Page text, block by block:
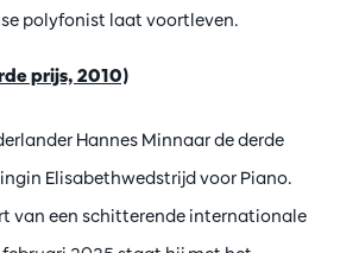
polyfonist laat voortleven.
prijs, 2010)
Hannes Minnaar de derde
Elisabethwedstrijd voor Piano.
van een schitterende internationale